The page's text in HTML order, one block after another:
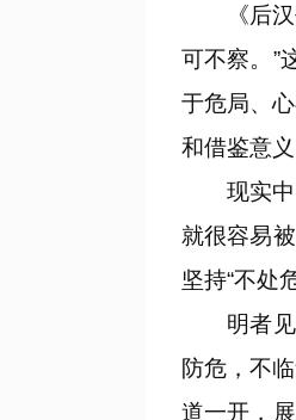
《后汉书
可不察。”
于危局、
和借鉴意义
现实中，
就很容易
坚持“不处
明者见危
防危，不
道一开，